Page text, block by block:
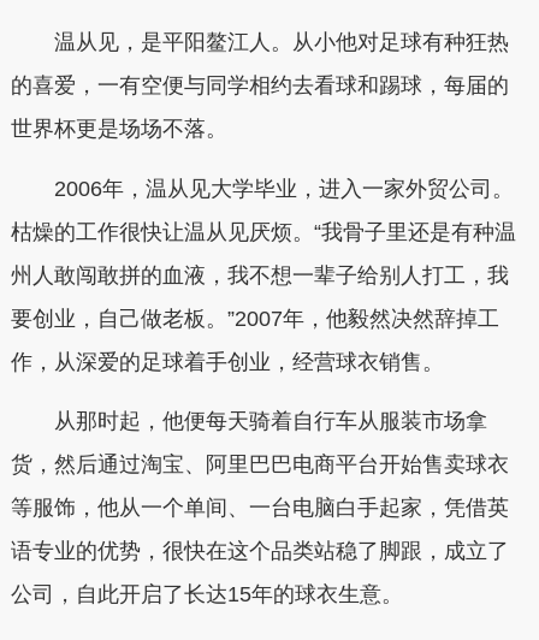
温从见，是平阳鳌江人。从小他对足球有种狂热
的喜爱，一有空便与同学相约去看球和踢球，每届的
世界杯更是场场不落。
2006年，温从见大学毕业，进入一家外贸公司。
枯燥的工作很快让温从见厌烦。“我骨子里还是有种温
州人敢闯敢拼的血液，我不想一辈子给别人打工，我
要创业，自己做老板。”2007年，他毅然决然辞掉工
作，从深爱的足球着手创业，经营球衣销售。
从那时起，他便每天骑着自行车从服装市场拿
货，然后通过淘宝、阿里巴巴电商平台开始售卖球衣
等服饰，他从一个单间、一台电脑白手起家，凭借英
语专业的优势，很快在这个品类站稳了脚跟，成立了
公司，自此开启了长达15年的球衣生意。